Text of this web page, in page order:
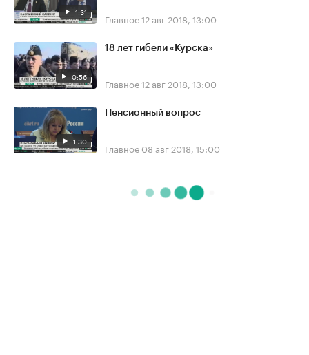
1:31 Главное12 авг 2018, 13:00
0:56
18 лет гибели «Курска»
Главное12 авг 2018, 13:00
1:30
Пенсионный вопрос
Главное 08 авг 2018, 15:00